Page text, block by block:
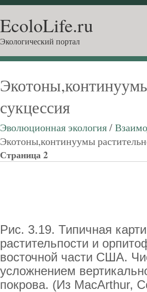
EcoloLife.ru
Экологический портал
сукцессия
Эволюционная экология/
Экотоны,континуумы
Страница 2
Рис. 3.19. Типичная
растительпости и
восточной части США.
усложнением
покрова. (Из MacArthur,